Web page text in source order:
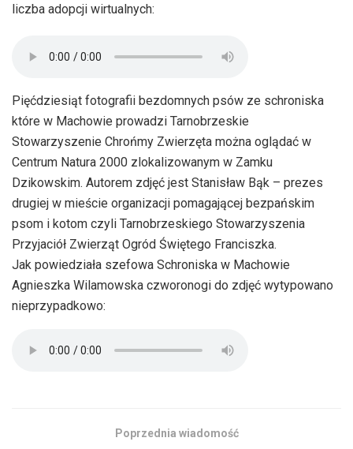
liczba adopcji wirtualnych:
Pięćdziesiąt fotografii bezdomnych psów ze schroniska
które w Machowie prowadzi Tarnobrzeskie
Stowarzyszenie Chrońmy Zwierzęta można oglądać w
Centrum Natura 2000 zlokalizowanym w Zamku
Dzikowskim. Autorem zdjęć jest Stanisław Bąk – prezes
drugiej w mieście organizacji pomagającej bezpańskim
psom i kotom czyli Tarnobrzeskiego Stowarzyszenia
Przyjaciół Zwierząt Ogród Świętego Franciszka.
Jak powiedziała szefowa Schroniska w Machowie
Agnieszka Wilamowska czworonogi do zdjęć wytypowano
nieprzypadkowo:
Poprzednia wiadomość